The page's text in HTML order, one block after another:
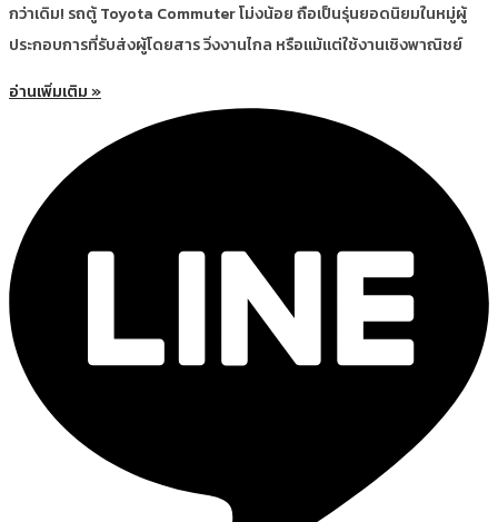
กว่าเดิม! รถตู้ Toyota Commuter โม่งน้อย ถือเป็นรุ่นยอดนิยมในหมู่ผู้
ประกอบการที่รับส่งผู้โดยสาร วิ่งงานไกล หรือแม้แต่ใช้งานเชิงพาณิชย์
อ่านเพิ่มเติม »